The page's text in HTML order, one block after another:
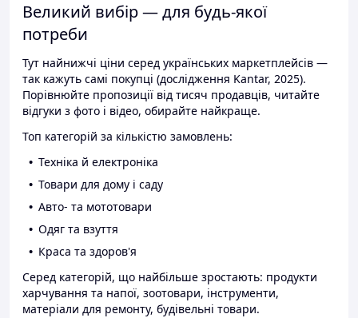
Великий вибір — для будь-якої
потреби
Тут найнижчі ціни серед українських маркетплейсів —
так кажуть самі покупці (дослідження Kantar, 2025).
Порівнюйте пропозиції від тисяч продавців, читайте
відгуки з фото і відео, обирайте найкраще.
Топ категорій за кількістю замовлень:
Техніка й електроніка
Товари для дому і саду
Авто- та мототовари
Одяг та взуття
Краса та здоров'я
Серед категорій, що найбільше зростають: продукти
харчування та напої, зоотовари, інструменти,
матеріали для ремонту, будівельні товари.